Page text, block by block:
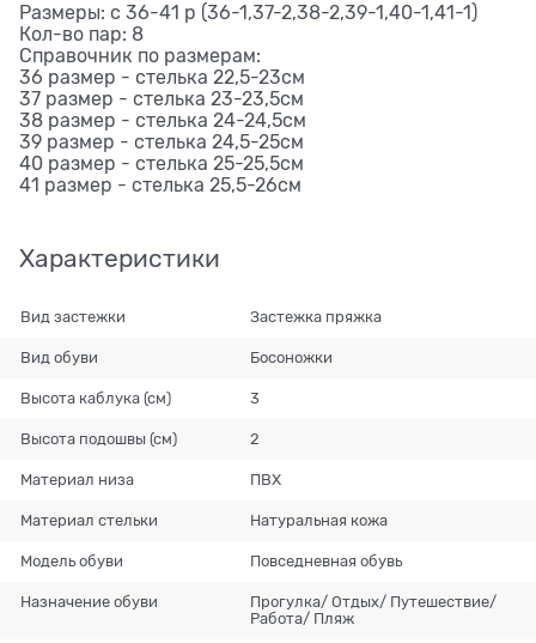
Размеры: с 36-41 р (36-1,37-2,38-2,39-1,40-1,41-1)
Кол-во пар: 8
Справочник по размерам:
36 размер - стелька 22,5-23см
37 размер - стелька 23-23,5см
38 размер - стелька 24-24,5см
39 размер - стелька 24,5-25см
40 размер - стелька 25-25,5см
41 размер - стелька 25,5-26см
Характеристики
Вид застежки Застежка пряжка
Вид обуви Босоножки
Высота каблука (см) 3
Высота подошвы (см) 2
Материал низа ПВХ
Материал стельки Натуральная кожа
Модель обуви Повседневная обувь
Назначение обуви
Прогулка/ Отдых/ Путешествие/
Работа/ Пляж